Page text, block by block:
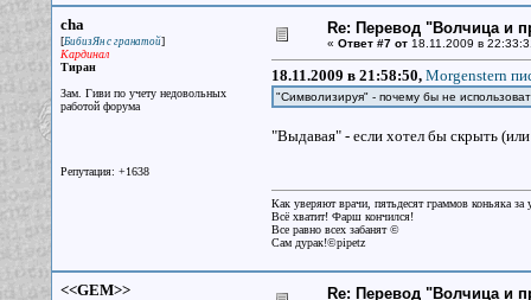
cha
[БибизЯн с гранатой]
Кардинал
Тиран
Зам. Гиви по учету недовольных
работой форума
Репутация: +1638
Re: Перевод "Волчица и
« Ответ #7 от18.11.2009 в
18.11.2009 в 21:58:50, Morgenstern
"Символизируя" - почему бы не
"Выдавая" - если хотел бы скрыть
Как уверяют врачи, пятьдесят граммов коньяка
Всё хватит! Фарш кончился!
Все равно всех забанят ©
Сам дурак!©pipetz
<<GEM>> Re: Перевод "Волчица и